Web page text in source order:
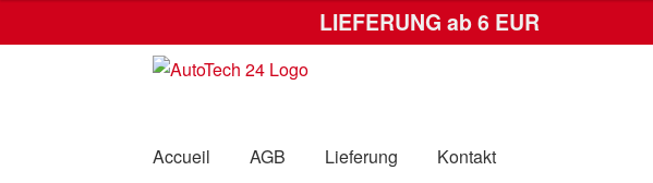
LIEFERUNG ab 6 EUR
Zur
Zum
Accueil
AGB Lieferung Kontakt